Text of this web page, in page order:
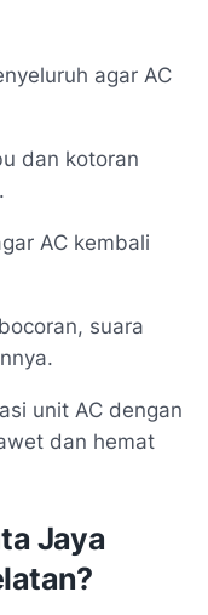
agar AC
dan kotoran
AC kembali
suara
unit AC dengan
dan hemat
Jaya